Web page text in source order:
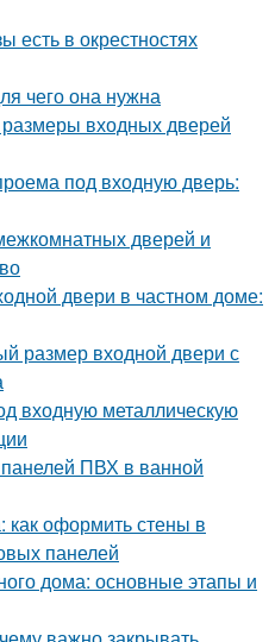
есть в окрестностях
чего она нужна
входных дверей
под входную дверь:
дверей и
двери в частном доме:
размер входной двери с
входную металлическую
ПВХ в ванной
как оформить стены в
панелей
дома: основные этапы и